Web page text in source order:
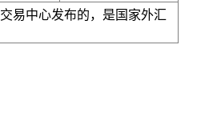
易中心发布的，是国家外汇